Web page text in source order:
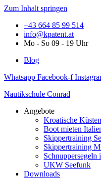
Zum Inhalt springen
+43 664 85 99 514
info@kpatent.at
Mo - So 09 - 19 Uhr
Blog
Whatsapp Facebook-f
Nautikschule Conrad
Angebote
Kroatische
Boot mieten
Skippertraining
Skippertraining
Schnuppersegeln
UKW Seefunk
Downloads